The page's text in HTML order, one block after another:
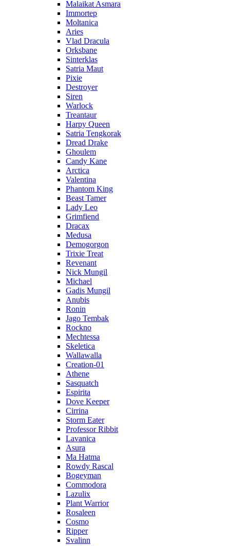
Malaikat Asmara
Immortep
Moltanica
Aries
Vlad Dracula
Orksbane
Sinterklas
Satria Maut
Pixie
Destroyer
Siren
Warlock
Treantaur
Harpy Queen
Satria Tengkorak
Dread Drake
Ghoulem
Candy Kane
Arctica
Valentina
Phantom King
Beast Tamer
Lady Leo
Grimfiend
Dracax
Medusa
Demogorgon
Trixie Treat
Revenant
Nick Mungil
Michael
Gadis Mungil
Anubis
Ronin
Jago Tembak
Rockno
Mechtessa
Skeletica
Wallawalla
Creation-01
Athene
Sasquatch
Espirita
Dove Keeper
Cirrina
Storm Eater
Professor Ribbit
Lavanica
Asura
Ma Hatma
Rowdy Rascal
Bogeyman
Commodora
Lazulix
Plant Warrior
Rosaleen
Cosmo
Ripper
Svalinn